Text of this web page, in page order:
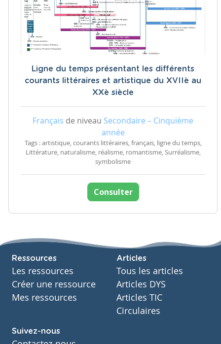
Ligne du temps présentant les différents
courants littéraires et artistique du XVIIè au
XXè siècle
Français de niveau Secondaire – Cinquième
année
Tags : artistique, courants littéraires, français, ligne du temps,
Littérature, naturalisme, réalisme, romantisme, Surréalisme,
symbolisme
Consulter
Ressources
Les ressources
Créer une ressource
Mes ressources
Articles
Tous les articles
Articles DYS
Articles TIC
Circulaires
Suivez-nous